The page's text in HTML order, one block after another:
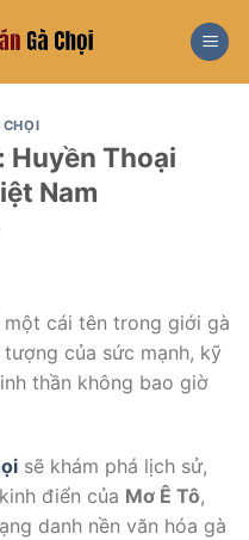
Huyền Thoại
Nam
một cái tên trong giới gà
của sức mạnh, kỹ
thần không bao giờ
sẽ khám phá lịch sử,
điển của Mơ Ê Tô,
danh nền văn hóa gà